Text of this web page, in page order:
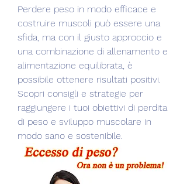
Perdere peso in modo efficace e
costruire muscoli può essere una
sfida, ma con il giusto approccio e
una combinazione di allenamento e
alimentazione equilibrata, è
possibile ottenere risultati positivi.
Scopri consigli e strategie per
raggiungere i tuoi obiettivi di perdita
di peso e sviluppo muscolare in
modo sano e sostenibile.